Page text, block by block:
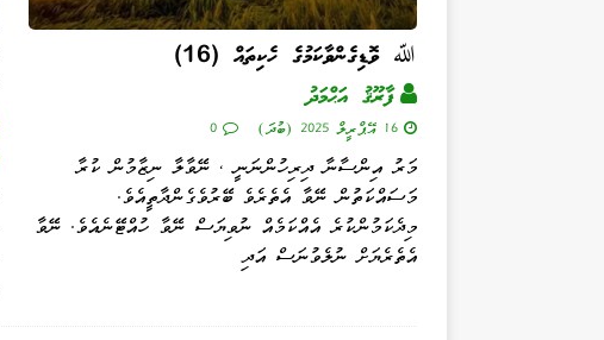
ﷲ ވޮޑިގެންވާކަމުގެ ހެކިތައް (16)
ފާރޫޤު އަޙްމަދު
16 އޭޕްރީލް 2025 (ބުދަ) 0
މަރު އިންސާނާ ދިރިހުންނަނީ ، ނޭވާލާ ނިޒާމުން ކުރާ
މަސައްކަތުން ނޭވާ އެތެރެވެ ބޭރުވެގެންދާތީއެވެ.
މިދެކަމުންކުރެ އެއްކަމެއް ނުވިޔަސް ނޭވާ ހުއްޓޭނެއެވެ. ނޭވާ
އެތެރެޔަށް ނުލެވުނަސް އަދި